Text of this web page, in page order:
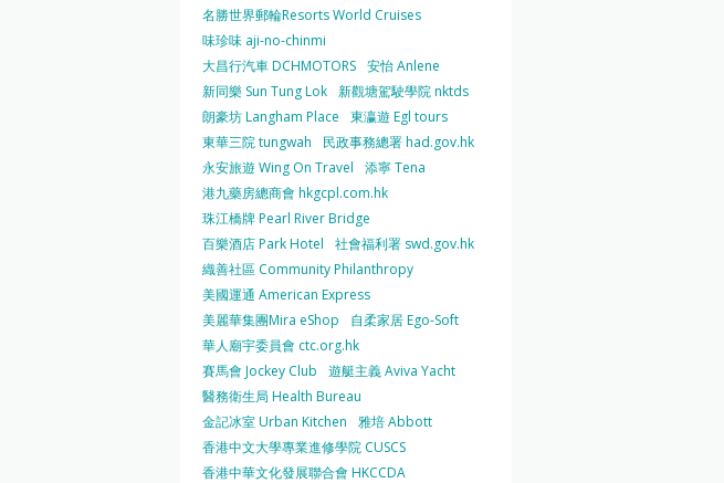
名勝世界郵輪Resorts World Cruises
味珍味 aji-no-chinmi
大昌行汽車 DCHMOTORS 安怡 Anlene
新同樂 Sun Tung Lok 新觀塘駕駛學院 nktds
朗豪坊 Langham Place
東瀛遊 Egl tours
東華三院 tungwah
民政事務總署 had.gov.hk
永安旅遊 Wing On Travel
添寧 Tena
港九藥房總商會 hkgcpl.com.hk
珠江橋牌 Pearl River Bridge
百樂酒店 Park Hotel
社會福利署 swd.gov.hk
織善社區 Community Philanthropy
美國運通 American Express
美麗華集團Mira eShop
自柔家居 Ego-Soft
華人廟宇委員會 ctc.org.hk
賽馬會 Jockey Club
遊艇主義 Aviva Yacht
醫務衛生局 Health Bureau
金記冰室 Urban Kitchen
雅培 Abbott
香港中文大學專業進修學院 CUSCS
香港中華文化發展聯合會 HKCCDA